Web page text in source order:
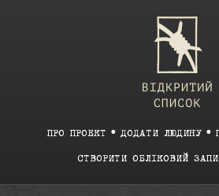
ПРО ПРОЕКТ ДОДАТИ ЛЮДИНУ
СТВОРИТИ ОБЛІКОВИЙ